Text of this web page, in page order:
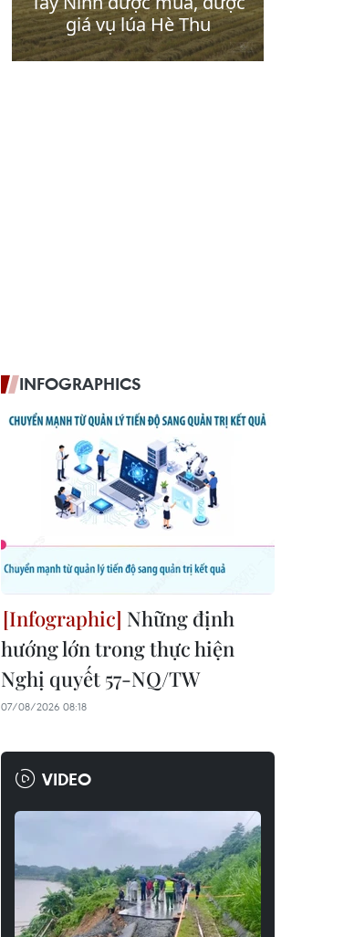
INFOGRAPHICS
Những định
hướng lớn trong thực hiện
Nghị quyết 57-NQ/TW
07/08/2026 08:18
VIDEO